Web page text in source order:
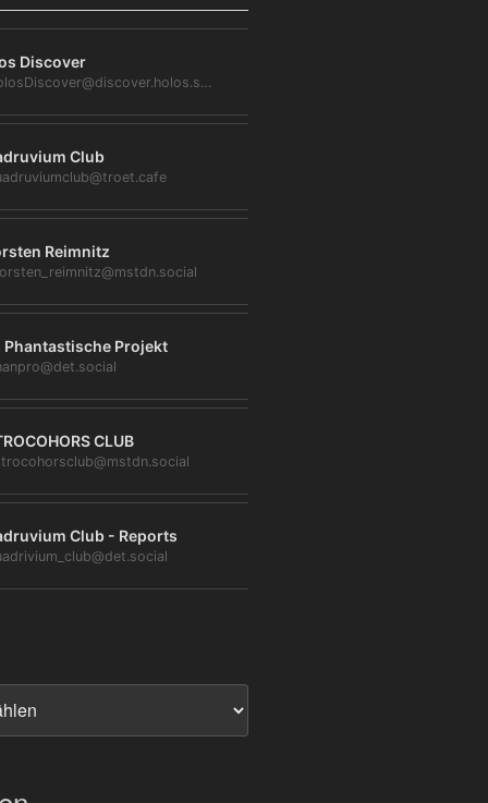
Discover
@HolosDiscover@discover.holos.social
Club
Reimnitz
Phantastische Projekt
CLUB
Club - Reports